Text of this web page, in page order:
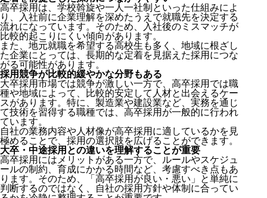
高卒採用は、学校斡旋や一人一社制といった仕組みによ
り、入社前に企業理解を深めたうえで就職先を決定する
流れになっています。そのため、入社後のミスマッチが
比較的起こりにくい傾向があります。
また、地元就職を希望する高校生も多く、地域に根ざし
た企業にとっては、長期的な定着を見据えた採用につな
がる可能性があります。
採用競争が比較的緩やかな分野もある
大卒採用市場では競争が激しい一方で、高卒採用では職
種や地域によって、比較的安定して人材と出会えるケー
スがあります。特に、製造業や建設業など、実務を通じ
て技術を習得する職種では、高卒採用が一般的に行われ
ています。
自社の業務内容や人材像が高卒採用に適しているかを見
極めることで、採用の選択肢を広げることができます。
大卒・中途採用との違いを理解することが重要
高卒採用にはメリットがある一方で、ルールやスケジュ
ールの制約、育成にかかる時間など、考慮すべき点もあ
ります。そのため、「高卒採用が良い・悪い」と単純に
判断するのではなく、自社の採用方針や体制に合ってい
なぜ高卒採用は独自のルールとスケジュールがあるの
か
高卒採用ルールでよくある失敗・誤解
高卒採用ルール基本｜進め方とスケジュールの流れ
高卒採用で企業が守るべきルールと注意点
高卒採用という選択肢のメリット・特徴
判断に迷ったときに確認すべきチェックポイント
高卒採用に関する関連記事まとめ
高卒採用を検討する企業が次に取るべき行動